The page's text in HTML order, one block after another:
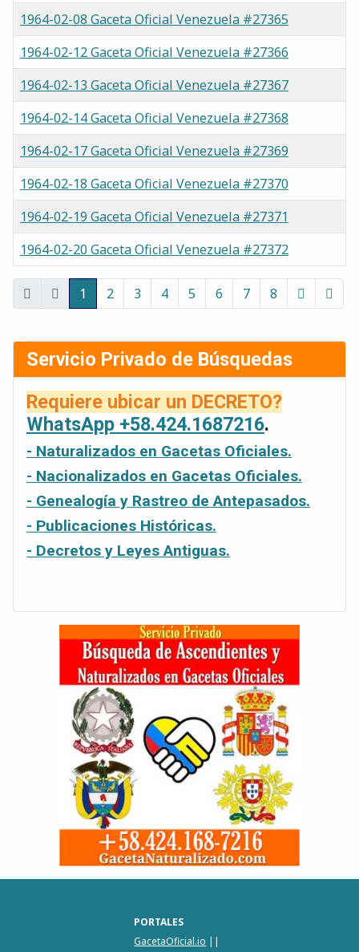
Gacetas
1964-02-08 Gaceta Oficial Venezuela #27365
1964-02-12 Gaceta Oficial Venezuela #27366
1964-02-13 Gaceta Oficial Venezuela #27367
1964-02-14 Gaceta Oficial Venezuela #27368
1964-02-17 Gaceta Oficial Venezuela #27369
1964-02-18 Gaceta Oficial Venezuela #27370
1964-02-19 Gaceta Oficial Venezuela #27371
1964-02-20 Gaceta Oficial Venezuela #27372
Página 1 de 8
1 2 3 4 5 6 7 8
Servicio Privado de Búsquedas
Requiere ubicar un DECRETO?
WhatsApp +58.424.1687216.
- Naturalizados en Gacetas Oficiales.
- Nacionalizados en Gacetas Oficiales.
- Genealogía y Rastreo de Antepasados.
- Publicaciones Históricas.
- Decretos y Leyes Antiguas.
PORTALES
GacetaOficial.io ||